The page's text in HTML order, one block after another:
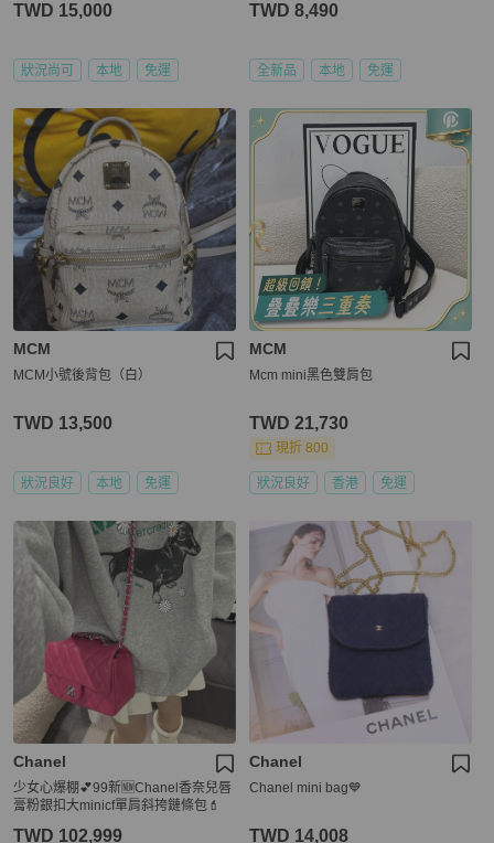
TWD 15,000
狀況尚可 本地 免運
TWD 8,490
全新品 本地 免運
MCM
MCM小號後背包（白）
TWD 13,500
狀況良好 本地 免運
MCM
Mcm mini黑色雙肩包
TWD 21,730
現折 800
狀況良好 香港 免運
Chanel
少女心爆棚💕99新🆕Chanel香奈兒唇
膏粉銀扣大minicf單肩斜挎鏈條包💄
TWD 102,999
Chanel
Chanel mini bag💙
TWD 14,008